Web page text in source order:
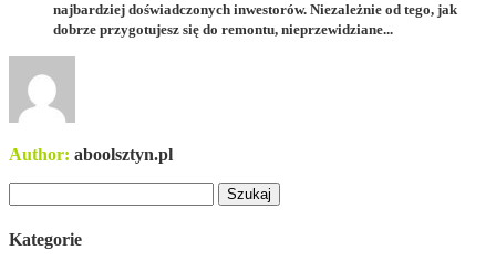
najbardziej doświadczonych inwestorów. Niezależnie od tego, jak
dobrze przygotujesz się do remontu, nieprzewidziane...
Author: aboolsztyn.pl
Kategorie